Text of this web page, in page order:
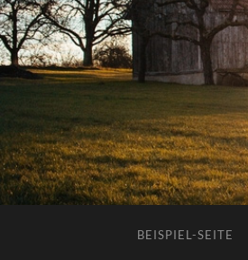
BEISPIEL-SEITE